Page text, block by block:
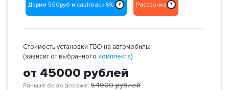
Дарим 500руб и cashback 5% ? Рассрочка ?
Стоимость установки ГБО на автомобиль:
(зависит от выбранного комплекта)
от 45000 рублей
Раньше было дороже: 54900рублей